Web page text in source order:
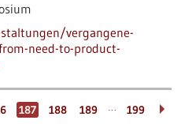
vergangene-
need-to-product-
187 188 189 … 199